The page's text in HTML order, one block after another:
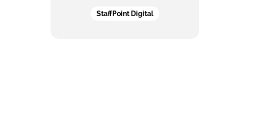
StaffPoint Digital